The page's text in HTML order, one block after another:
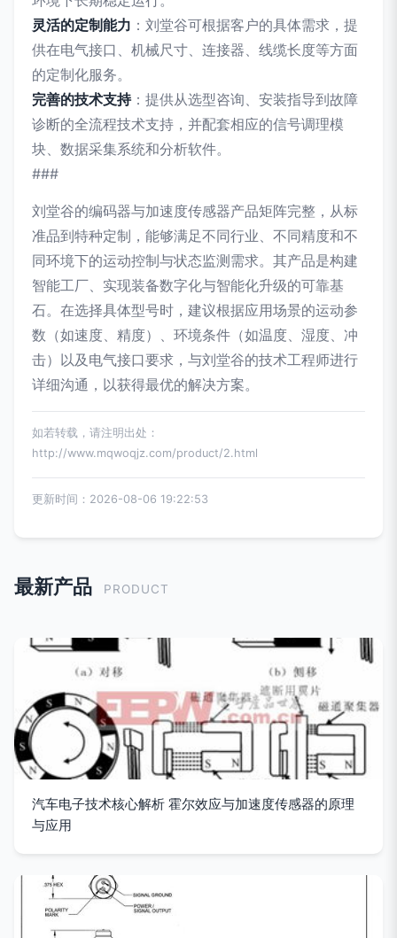
灵活的定制能力 ：刘堂谷可根据客户的具体需求，提
供在电气接口、机械尺寸、连接器、线缆长度等方面
的定制化服务。
完善的技术支持：提供从选型咨询、安装指导到故障
诊断的全流程技术支持，并配套相应的信号调理模
块、数据采集系统和分析软件。
###
刘堂谷的编码器与加速度传感器产品矩阵完整，从标
准品到特种定制，能够满足不同行业、不同精度和不
同环境下的运动控制与状态监测需求。其产品是构建
智能工厂、实现装备数字化与智能化升级的可靠基
石。在选择具体型号时，建议根据应用场景的运动参
数（如速度、精度）、环境条件（如温度、湿度、冲
击）以及电气接口要求，与刘堂谷的技术工程师进行
详细沟通，以获得最优的解决方案。
如若转载，请注明出处：
http://www.mqwoqjz.com/product/2.html
更新时间：2026-08-06 19:22:53
最新产品 PRODUCT
汽车电子技术核心解析 霍尔效应与加速度传感器的原理
与应用